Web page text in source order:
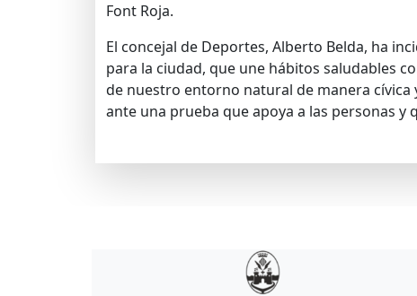
Font Roja.
El concejal de Deportes, Alberto Belda, ha
para la ciudad, que une hábitos saludables
de nuestro entorno natural de manera
ante una prueba que apoya a las personas